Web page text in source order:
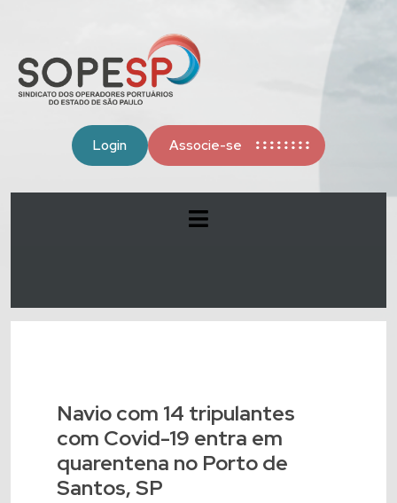
Login Associe-se
Navio com 14 tripulantes
com Covid-19 entra em
quarentena no Porto de
Santos, SP